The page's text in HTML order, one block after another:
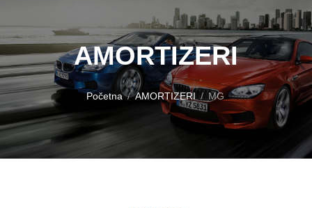
AMORTIZERI
Početna AMORTIZERI MG